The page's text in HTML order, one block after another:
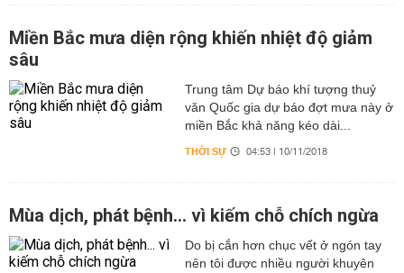
Miền Bắc mưa diện rộng khiến nhiệt độ giảm
sâu
Trung tâm Dự báo khí tượng thuỷ
văn Quốc gia dự báo đợt mưa này ở
miền Bắc khả năng kéo dài...
THỜI SỰ 04:53 | 10/11/2018
Mùa dịch, phát bệnh... vì kiếm chỗ chích ngừa
Do bị cắn hơn chục vết ở ngón tay
nên tôi được nhiều người khuyên